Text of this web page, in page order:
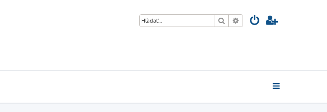
Hľadať Rozšírené vyhľadávanie